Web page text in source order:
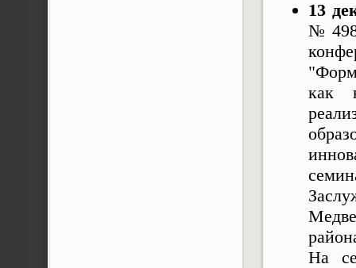
13
№ 498
как
На